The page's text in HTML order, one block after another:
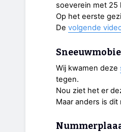
soeverein met 25
Op het eerste
De volgende
Wij kwamen deze
tegen.
Nou ziet het er
Maar anders is